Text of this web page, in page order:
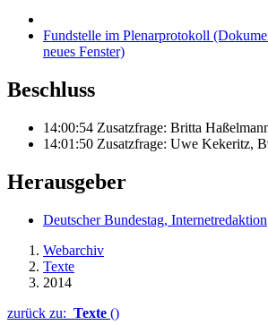
Fundstelle im Plenarprotokoll
neues Fenster)
Beschluss
14:00:54 Zusatzfrage: Britta
14:01:50 Zusatzfrage: Uwe Kekeritz,
Herausgeber
Deutscher Bundestag, Internetredaktion
Webarchiv
Texte
2014
zurück zu: Texte ()